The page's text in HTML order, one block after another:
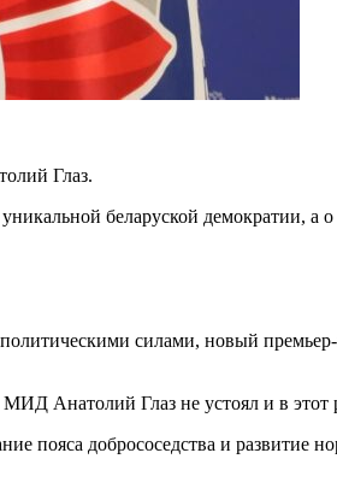
Глаз.
беларуской демократии, а
силами, новый
Анатолий Глаз не устоял и в этот
пояса добрососедства и развитие